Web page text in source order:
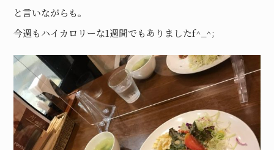
と言いながらも。
今週もハイカロリーな1週間でもありましたf^_^;